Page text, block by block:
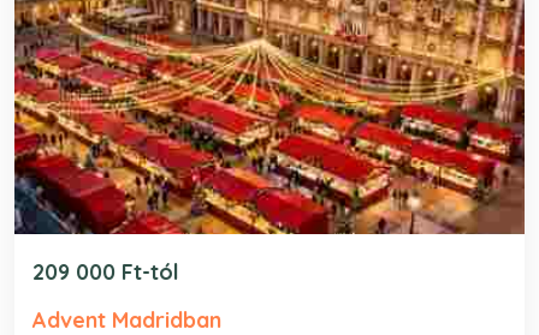
209 000 Ft-tól
Advent Madridban